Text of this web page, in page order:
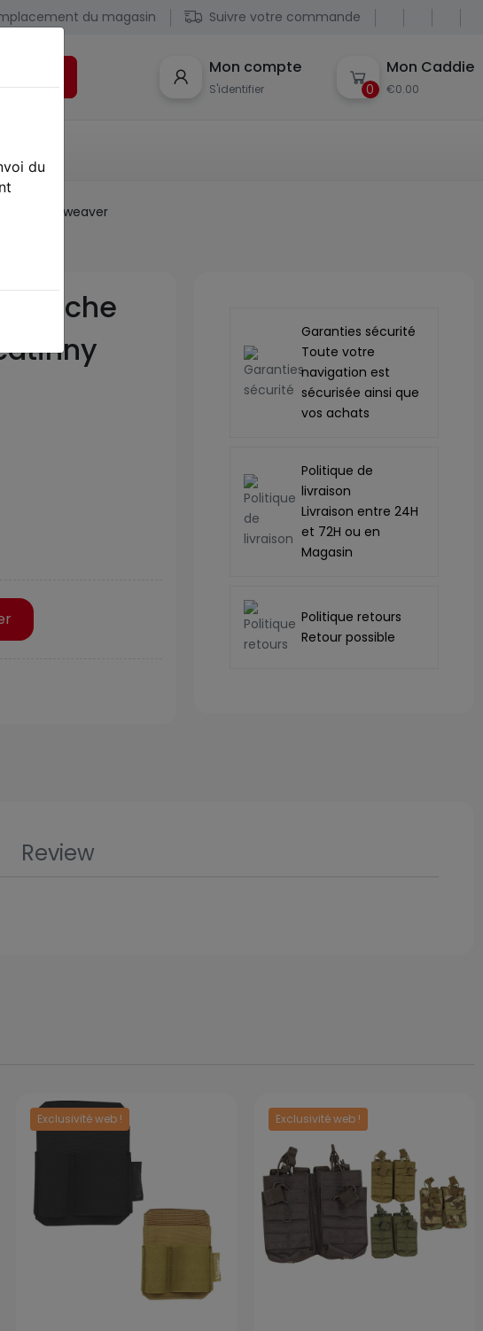
du magasin Suivre votre commande
Mon compte
S'identifier 0
Mon Caddie
€0.00
weaver
attache
Garanties sécurité
Toute votre
navigation est
sécurisée ainsi que
vos achats
Politique de
livraison
Livraison entre 24H
et 72H ou en
Magasin
Politique retours
Retour possible
Review
Exclusivité web ! Exclusivité web !
du